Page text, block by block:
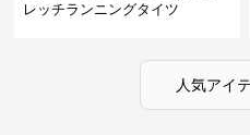
レッチランニングタイツ
人気アイ